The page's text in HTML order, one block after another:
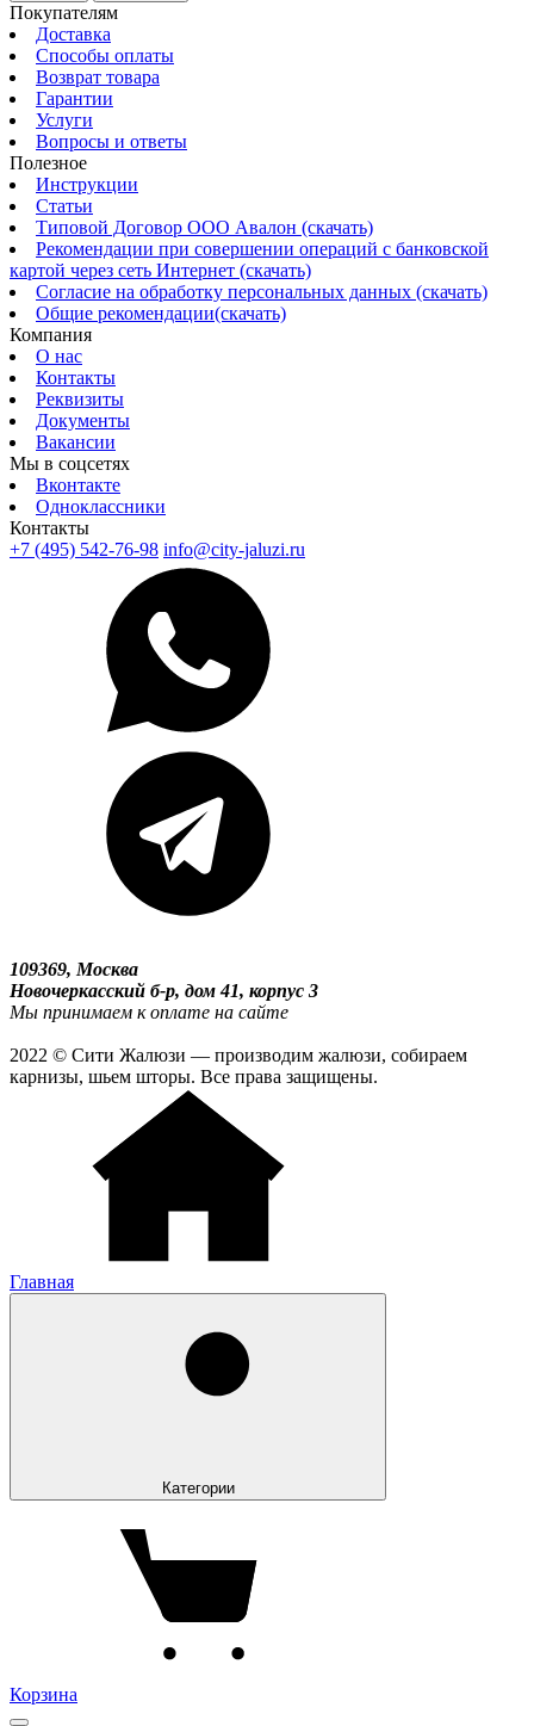
Покупателям
Доставка
Способы оплаты
Возврат товара
Гарантии
Услуги
Вопросы и ответы
Полезное
Инструкции
Статьи
Типовой Договор ООО Авалон (скачать)
Рекомендации при совершении операций с банковской
картой через сеть Интернет (скачать)
Согласие на обработку персональных данных (скачать)
Общие рекомендации(скачать)
Компания
О нас
Контакты
Реквизиты
Документы
Вакансии
Мы в соцсетях
Вконтакте
Одноклассники
Контакты
+7 (495) 542-76-98 info@city-jaluzi.ru
109369, Москва
Новочеркасский б-р, дом 41, корпус 3
Мы принимаем к оплате на сайте
2022 © Сити Жалюзи — производим жалюзи, собираем
карнизы, шьем шторы. Все права защищены.
Главная
Категории
Корзина